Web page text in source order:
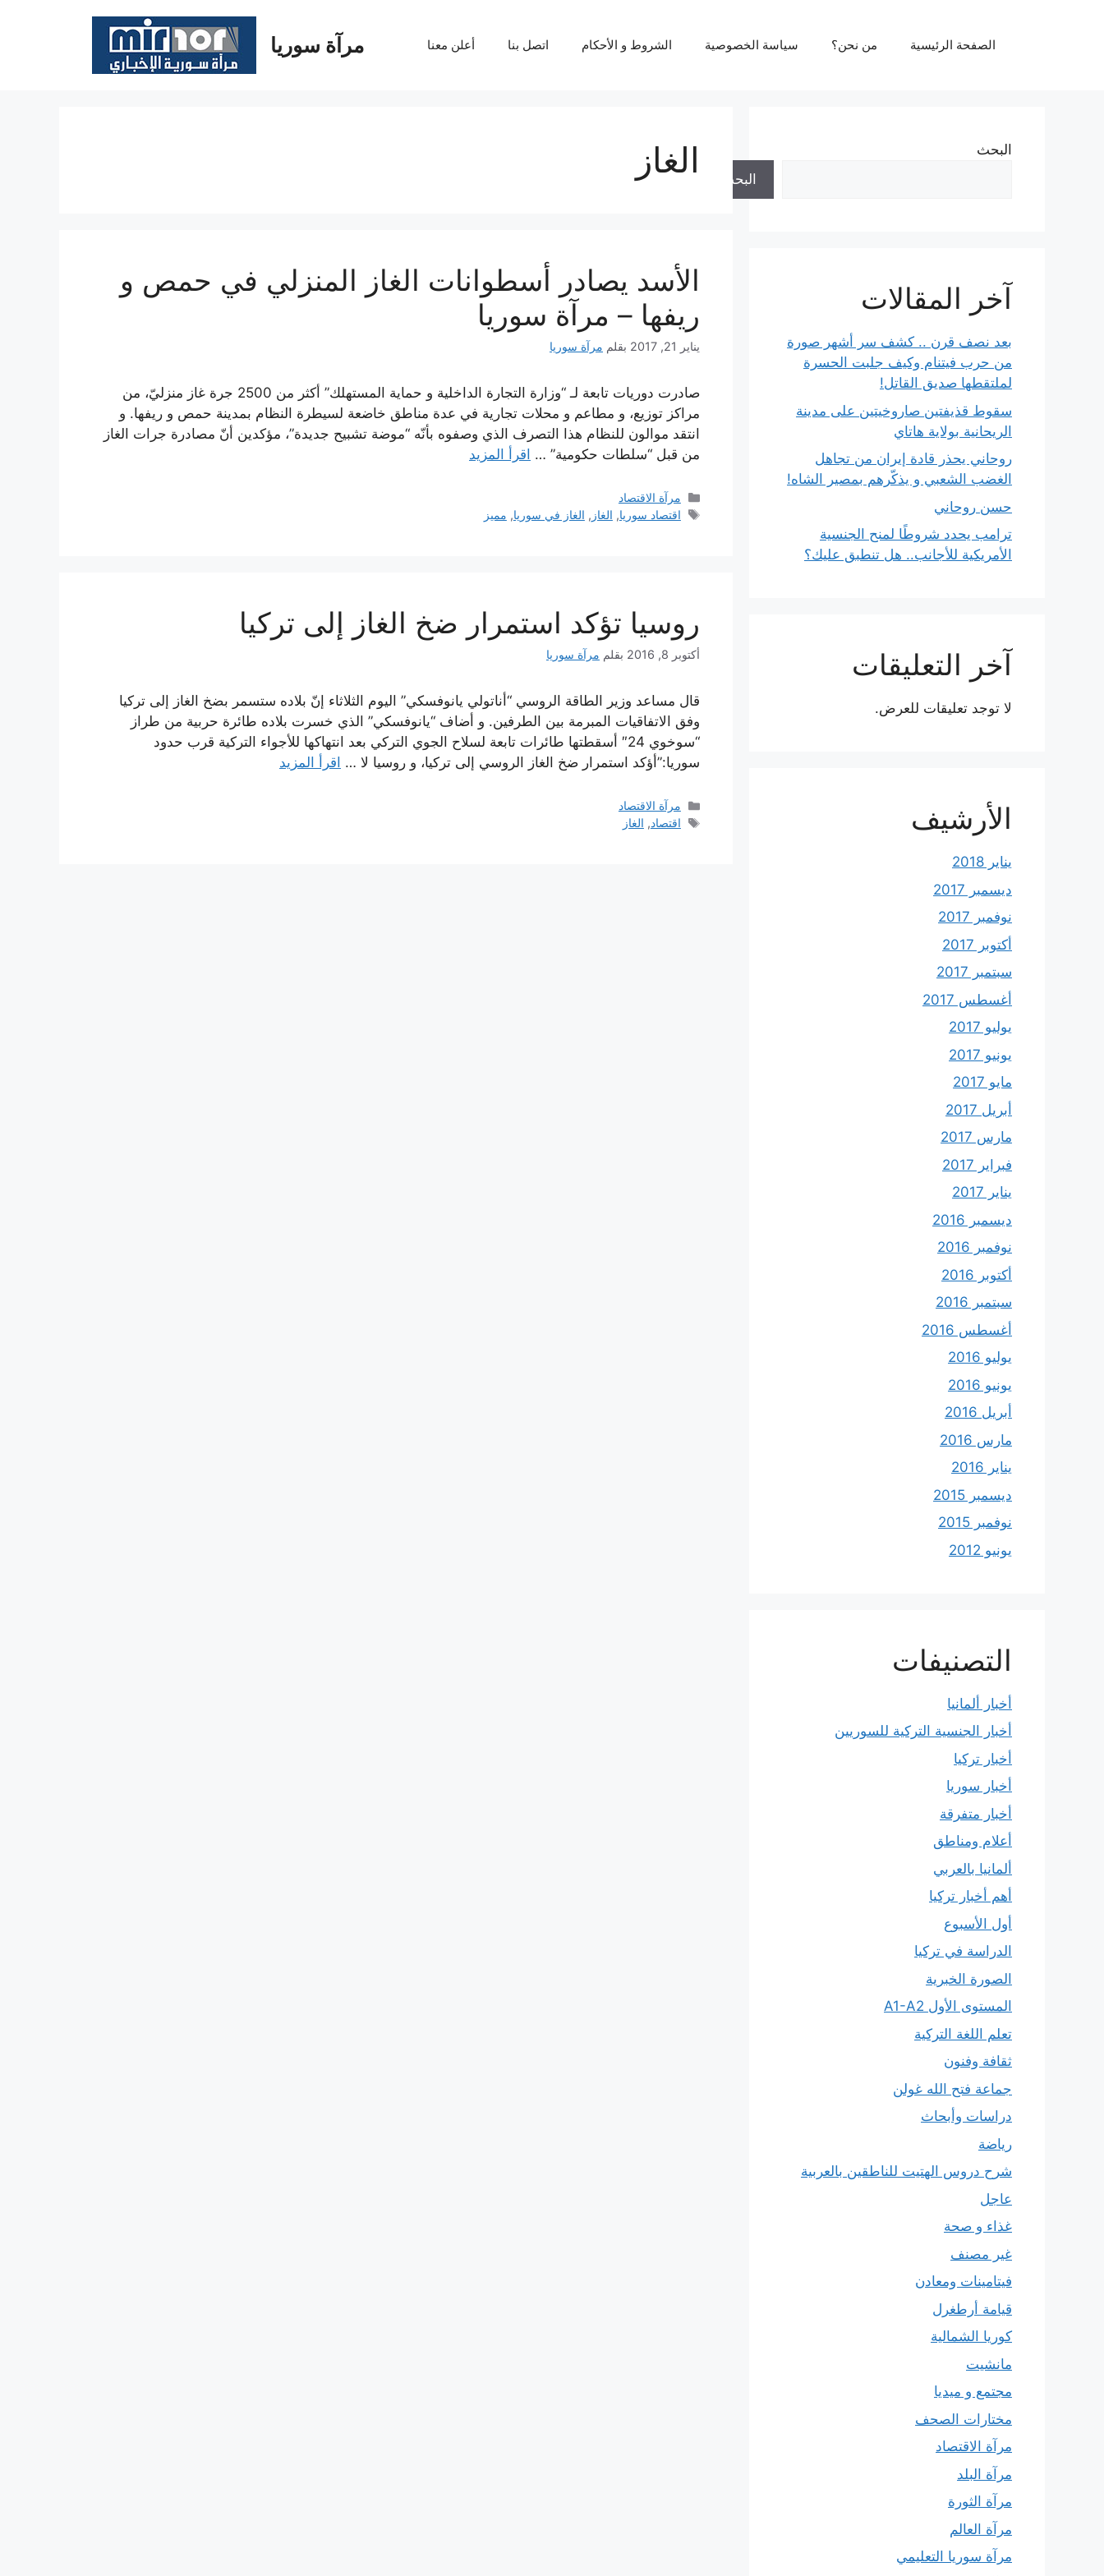
مرآة سوريا الصفحة الرئيسية من نحن؟ سياسة الخصوصية الشروط و الأحكام اتصل بنا أعلن معنا
الغاز
الأسد يصادر أسطوانات الغاز المنزلي في حمص و
ريفها – مرآة سوريا
يناير 21, 2017 بقلم مرآة سوريا
صادرت دوريات تابعة لـ “وزارة التجارة الداخلية و حماية المستهلك” أكثر من 2500 جرة غاز منزليّ، من
مراكز توزيع، و مطاعم و محلات تجارية في عدة مناطق خاضعة لسيطرة النظام بمدينة حمص و ريفها. و
انتقد موالون للنظام هذا التصرف الذي وصفوه بأنّه “موضة تشبيح جديدة”، مؤكدين أنّ مصادرة جرات الغاز
من قبل “سلطات حكومية” … اقرأ المزيد
التصنيفات
مرآة الاقتصاد
الوسوم
اقتصاد سوريا, الغاز , الغاز في سوريا, مميز
روسيا تؤكد استمرار ضخ الغاز إلى تركيا
أكتوبر 8, 2016 بقلم مرآة سوريا
قال مساعد وزير الطاقة الروسي “أناتولي يانوفسكي” اليوم الثلاثاء إنّ بلاده ستسمر بضخ الغاز إلى تركيا
وفق الاتفاقيات المبرمة بين الطرفين. و أضاف “يانوفسكي” الذي خسرت بلاده طائرة حربية من طراز
“سوخوي 24″ أسقطتها طائرات تابعة لسلاح الجوي التركي بعد انتهاكها للأجواء التركية قرب حدود
سوريا:”أؤكد استمرار ضخ الغاز الروسي إلى تركيا، و روسيا لا … اقرأ المزيد
التصنيفات
مرآة الاقتصاد
الوسوم
اقتصاد, الغاز
البحث
البحث
آخر المقالات
بعد نصف قرن .. كشف سر أشهر صورة
من حرب فيتنام وكيف جلبت الحسرة
لملتقطها صديق القاتل!
سقوط قذيفتين صاروخيتين على مدينة
الريحانية بولاية هاتاي
روحاني يحذر قادة إيران من تجاهل
الغضب الشعبي و يذكّرهم بمصير الشاه!
حسن روحاني
ترامب يحدد شروطًا لمنح الجنسية
الأمريكية للأجانب.. هل تنطبق عليك؟
آخر التعليقات
لا توجد تعليقات للعرض.
الأرشيف
يناير 2018
ديسمبر 2017
نوفمبر 2017
أكتوبر 2017
سبتمبر 2017
أغسطس 2017
يوليو 2017
يونيو 2017
مايو 2017
أبريل 2017
مارس 2017
فبراير 2017
يناير 2017
ديسمبر 2016
نوفمبر 2016
أكتوبر 2016
سبتمبر 2016
أغسطس 2016
يوليو 2016
يونيو 2016
أبريل 2016
مارس 2016
يناير 2016
ديسمبر 2015
نوفمبر 2015
يونيو 2012
التصنيفات
أخبار ألمانيا
أخبار الجنسية التركية للسوريين
أخبار تركيا
أخبار سوريا
أخبار متفرقة
أعلام ومناطق
ألمانيا بالعربي
أهم أخبار تركيا
أول الأسبوع
الدراسة في تركيا
الصورة الخبرية
المستوى الأول A1-A2
تعلم اللغة التركية
ثقافة وفنون
جماعة فتح الله غولن
دراسات وأبحاث
رياضة
شرح دروس الهتيت للناطقين بالعربية
عاجل
غذاء و صحة
غير مصنف
فيتامينات ومعادن
قيامة أرطغرل
كوريا الشمالية
مانشيت
مجتمع و ميديا
مختارات الصحف
مرآة الاقتصاد
مرآة البلد
مرآة الثورة
مرآة العالم
مرآة سوريا التعليمي